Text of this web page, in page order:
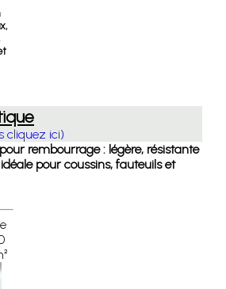
cliquez ici)
rembourrage : légère, résistante
pour coussins, fauteuils et